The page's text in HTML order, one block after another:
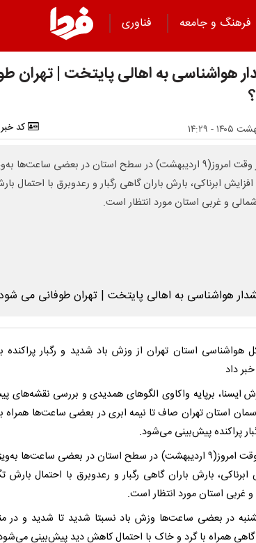
فرهنگ و جامعه فناوری
هواشناسی به اهالی پایتخت | تهران
کد خبر:
اواخر وقت امروز(۹ اردیبهشت) در سطح استان در بعضی ساعت‌ها
ابرناکی، بارش باران گاهی رگبار و رعدوبرق با احتمال
و غربی استان مورد انتظار است.
هواشناسی استان تهران از وزش باد شدید و رگبار پراکنده
داد
ایسنا، برپایه واکاوی الگوهای همدیدی و بررسی نقشه‌های
استان تهران صاف تا نیمه ابری در بعضی ساعت‌ها همراه
پراکنده پیش‌بینی می‌شود.
اواخر وقت امروز(۹ اردیبهشت) در سطح استان در بعضی
ابرناکی، بارش باران گاهی رگبار و رعدوبرق با احتمال بارش
غربی استان مورد انتظار است.
در بعضی ساعت‌ها وزش باد نسبتا شدید تا شدید و در
همراه با گرد و خاک با احتمال کاهش دید پیش‌بینی